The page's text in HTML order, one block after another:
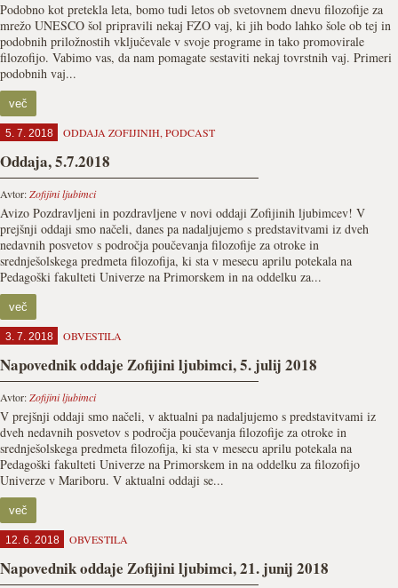
Podobno kot pretekla leta, bomo tudi letos ob svetovnem dnevu filozofije za
mrežo UNESCO šol pripravili nekaj FZO vaj, ki jih bodo lahko šole ob tej in
podobnih priložnostih vključevale v svoje programe in tako promovirale
filozofijo. Vabimo vas, da nam pomagate sestaviti nekaj tovrstnih vaj. Primeri
podobnih vaj...
več
5. 7. 2018 ODDAJA ZOFIJINIH, PODCAST
Oddaja, 5.7.2018
Avtor:Zofijini ljubimci
Avizo Pozdravljeni in pozdravljene v novi oddaji Zofijinih ljubimcev! V
prejšnji oddaji smo načeli, danes pa nadaljujemo s predstavitvami iz dveh
nedavnih posvetov s področja poučevanja filozofije za otroke in
srednješolskega predmeta filozofija, ki sta v mesecu aprilu potekala na
Pedagoški fakulteti Univerze na Primorskem in na oddelku za...
več
3. 7. 2018 OBVESTILA
Napovednik oddaje Zofijini ljubimci, 5. julij 2018
Avtor:Zofijini ljubimci
V prejšnji oddaji smo načeli, v aktualni pa nadaljujemo s predstavitvami iz
dveh nedavnih posvetov s področja poučevanja filozofije za otroke in
srednješolskega predmeta filozofija, ki sta v mesecu aprilu potekala na
Pedagoški fakulteti Univerze na Primorskem in na oddelku za filozofijo
Univerze v Mariboru. V aktualni oddaji se...
več
12. 6. 2018 OBVESTILA
Napovednik oddaje Zofijini ljubimci, 21. junij 2018